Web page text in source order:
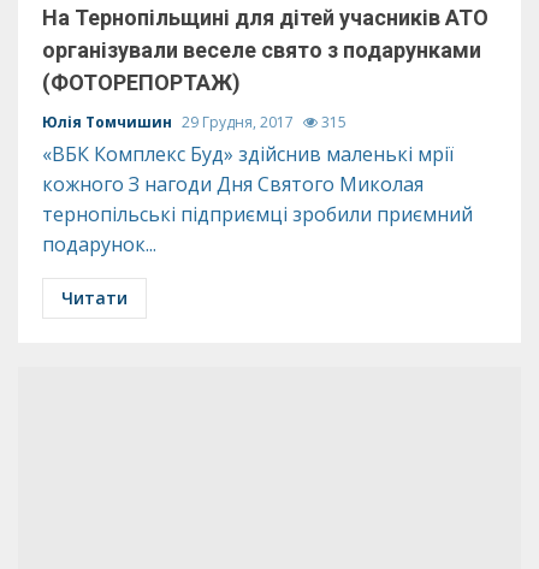
На Тернопільщині для дітей учасників АТО
організували веселе свято з подарунками
(ФОТОРЕПОРТАЖ)
Юлія Томчишин 29 Грудня, 2017 315
«ВБК Комплекс Буд» здійснив маленькі мрії
кожного З нагоди Дня Святого Миколая
тернопільські підприємці зробили приємний
подарунок...
Читати